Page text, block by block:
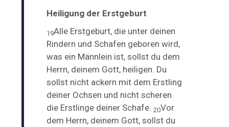
Heiligung der Erstgeburt
19Alle Erstgeburt, die unter deinen
Rindern und Schafen geboren wird,
was ein Männlein ist, sollst du dem
Herrn, deinem Gott, heiligen. Du
sollst nicht ackern mit dem Erstling
deiner Ochsen und nicht scheren
die Erstlinge deiner Schafe.20Vor
dem Herrn, deinem Gott, sollst du